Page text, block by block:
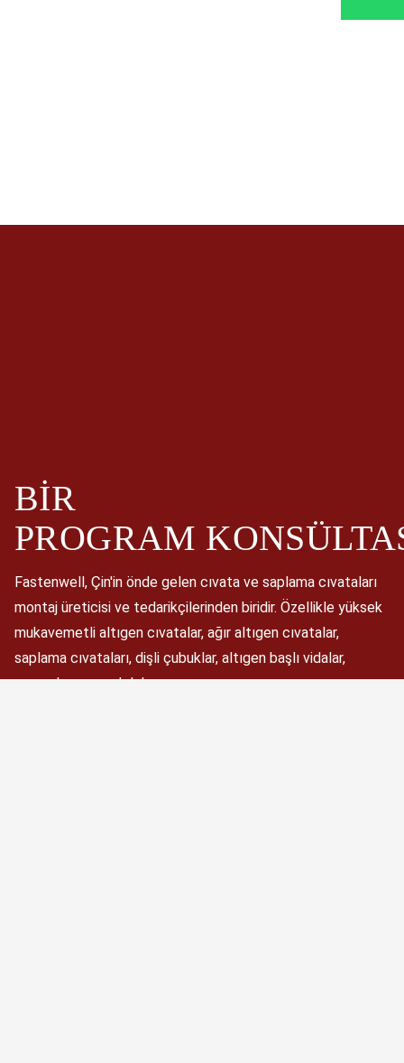
BIR
PROGRAM
Fastenwell, Çin'in önde gelen cıvata ve saplama cıvataları
montaj üreticisi ve tedarikçilerinden biridir. Özellikle yüksek
mukavemetli altıgen cıvatalar, ağır altıgen cıvatalar,
saplama cıvataları, dişli çubuklar, altıgen başlı vidalar,
somunlar ve rondelalar.